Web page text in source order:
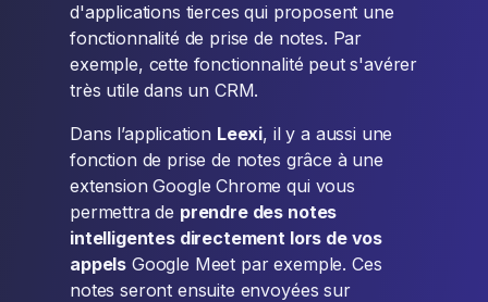
d'applications tierces qui proposent une
fonctionnalité de prise de notes. Par
exemple, cette fonctionnalité peut s'avérer
très utile dans un CRM.
Dans l’application Leexi, il y a aussi une
fonction de prise de notes grâce à une
extension Google Chrome qui vous
permettra de prendre des notes
intelligentes directement lors de vos
appels Google Meet par exemple. Ces
notes seront ensuite envoyées sur